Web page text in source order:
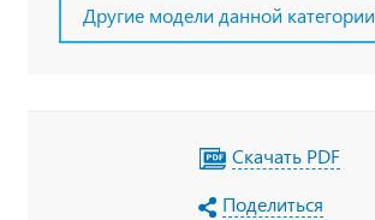
Другие модели данной категории
Скачать PDF
Поделиться